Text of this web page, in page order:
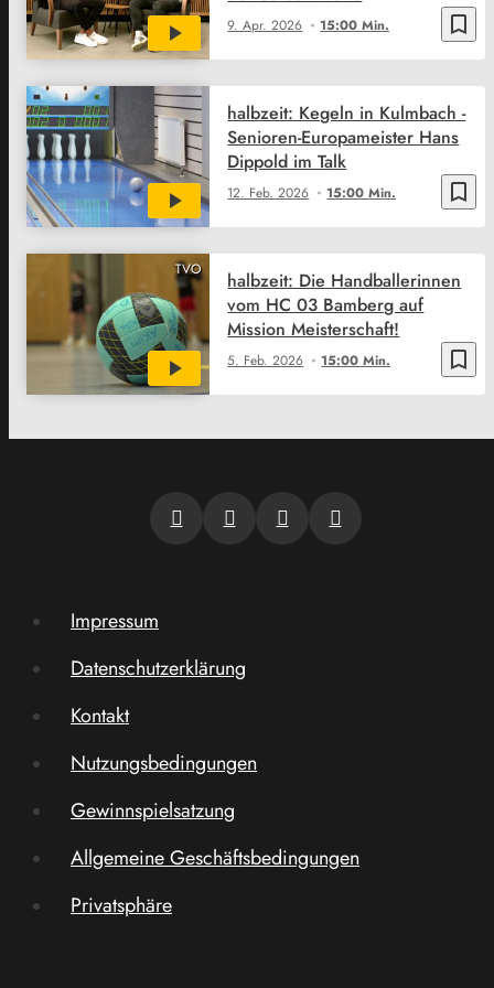
bookmark_border
9. Apr. 2026 15:00 Min.
bookmark_border
12. Feb. 2026 15:00 Min.
halbzeit: Kegeln in Kulmbach -
Senioren-Europameister Hans
Dippold im Talk
TVO
bookmark_border
5. Feb. 2026 15:00 Min.
halbzeit: Die Handballerinnen
vom HC 03 Bamberg auf
Mission Meisterschaft!
Impressum
Datenschutzerklärung
Kontakt
Nutzungsbedingungen
Gewinnspielsatzung
Allgemeine Geschäftsbedingungen
Privatsphäre